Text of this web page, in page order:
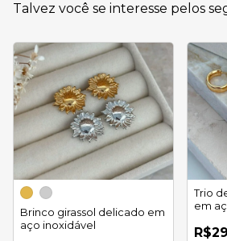
Talvez você se interesse pelos
Brinco girassol delicado em
aço inoxidável
Trio
em